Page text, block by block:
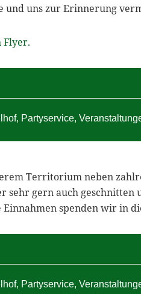
und uns zur Erinnerung
Flyer.
, Partyservice,
Territorium neben
sehr gern auch
spenden wir in
, Partyservice,